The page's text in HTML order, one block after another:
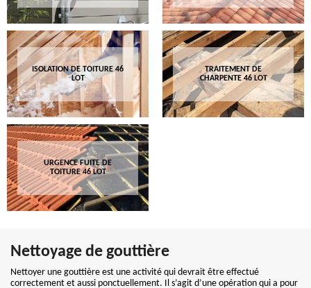
ISOLATION DE TOITURE 46
LOT
TRAITEMENT DE
CHARPENTE 46 LOT
URGENCE FUITE DE
TOITURE 46 LOT
Nettoyage de gouttière
Nettoyer une gouttière est une activité qui devrait être effectué
correctement et aussi ponctuellement. Il s’agit d’une opération qui a pour